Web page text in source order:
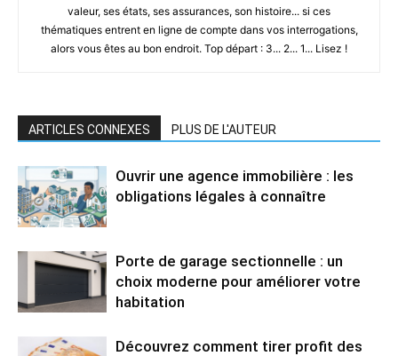
valeur, ses états, ses assurances, son histoire... si ces
thématiques entrent en ligne de compte dans vos interrogations,
alors vous êtes au bon endroit. Top départ : 3... 2... 1... Lisez !
ARTICLES CONNEXES PLUS DE L'AUTEUR
Ouvrir une agence immobilière : les
obligations légales à connaître
Porte de garage sectionnelle : un
choix moderne pour améliorer votre
habitation
Découvrez comment tirer profit des